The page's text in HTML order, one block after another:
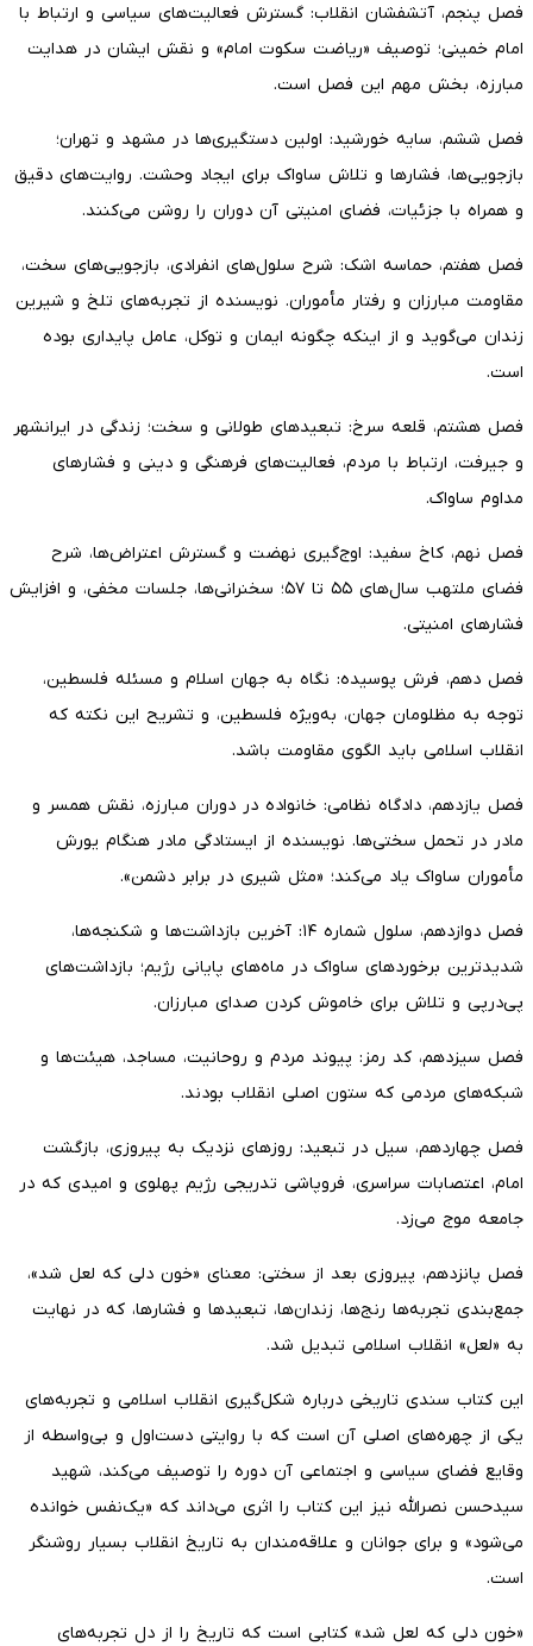
فصل پنجم، آتشفشان انقلاب: گسترش فعالیت‌های سیاسی و ارتباط با
امام خمینی؛ توصیف «ریاضت سکوت امام» و نقش ایشان در هدایت
مبارزه، بخش مهم این فصل است.
فصل ششم، سایه خورشید: اولین دستگیری‌ها در مشهد و تهران؛
بازجویی‌ها، فشارها و تلاش ساواک برای ایجاد وحشت. روایت‌های دقیق
و همراه با جزئیات، فضای امنیتی آن دوران را روشن می‌کنند.
فصل هفتم، حماسه اشک: شرح سلول‌های انفرادی، بازجویی‌های سخت،
مقاومت مبارزان و رفتار مأموران. نویسنده از تجربه‌های تلخ و شیرین
زندان می‌گوید و از اینکه چگونه ایمان و توکل، عامل پایداری بوده
است.
فصل هشتم، قلعه سرخ: تبعیدهای طولانی و سخت؛ زندگی در ایرانشهر
و جیرفت، ارتباط با مردم، فعالیت‌های فرهنگی و دینی و فشارهای
مداوم ساواک.
فصل نهم، کاخ سفید: اوج‌گیری نهضت و گسترش اعتراض‌ها، شرح
فضای ملتهب سال‌های ۵۵ تا ۵۷؛ سخنرانی‌ها، جلسات مخفی، و افزایش
فشارهای امنیتی.
فصل دهم، فرش پوسیده: نگاه به جهان اسلام و مسئله فلسطین،
توجه به مظلومان جهان، به‌ویژه فلسطین، و تشریح این نکته که
انقلاب اسلامی باید الگوی مقاومت باشد.
فصل یازدهم، دادگاه نظامی: خانواده در دوران مبارزه، نقش همسر و
مادر در تحمل سختی‌ها. نویسنده از ایستادگی مادر هنگام یورش
مأموران ساواک یاد می‌کند؛ «مثل شیری در برابر دشمن».
فصل دوازدهم، سلول شماره ۱۴: آخرین بازداشت‌ها و شکنجه‌ها،
شدیدترین برخوردهای ساواک در ماه‌های پایانی رژیم؛ بازداشت‌های
پی‌درپی و تلاش برای خاموش کردن صدای مبارزان.
فصل سیزدهم، کد رمز: پیوند مردم و روحانیت، مساجد، هیئت‌ها و
شبکه‌های مردمی که ستون اصلی انقلاب بودند.
فصل چهاردهم، سیل در تبعید: روزهای نزدیک به پیروزی، بازگشت
امام، اعتصابات سراسری، فروپاشی تدریجی رژیم پهلوی و امیدی که در
جامعه موج می‌زد.
فصل پانزدهم، پیروزی بعد از سختی: معنای «خون دلی که لعل شد»،
جمع‌بندی تجربه‌ها رنج‌ها، زندان‌ها، تبعیدها و فشارها، که در نهایت
به «لعل» انقلاب اسلامی تبدیل شد.
این کتاب سندی تاریخی درباره شکل‌گیری انقلاب اسلامی و تجربه‌های
یکی از چهره‌های اصلی آن است که با روایتی دست‌اول و بی‌واسطه از
وقایع فضای سیاسی و اجتماعی آن دوره را توصیف می‌کند، شهید
سیدحسن نصرالله نیز این کتاب را اثری می‌داند که «یک‌نفس خوانده
می‌شود» و برای جوانان و علاقه‌مندان به تاریخ انقلاب بسیار روشنگر
است.
«خون دلی که لعل شد» کتابی است که تاریخ را از دل تجربه‌های